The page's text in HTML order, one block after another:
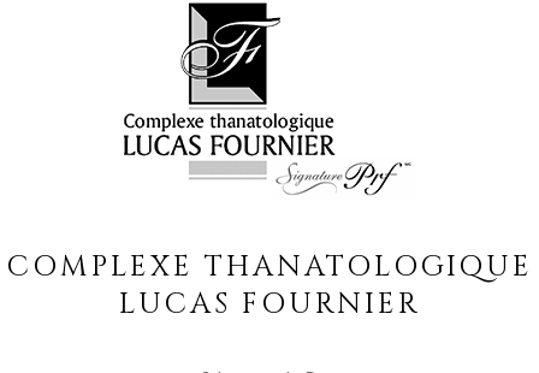
COMPLEXE THANATOLOGIQUE
LUCAS FOURNIER